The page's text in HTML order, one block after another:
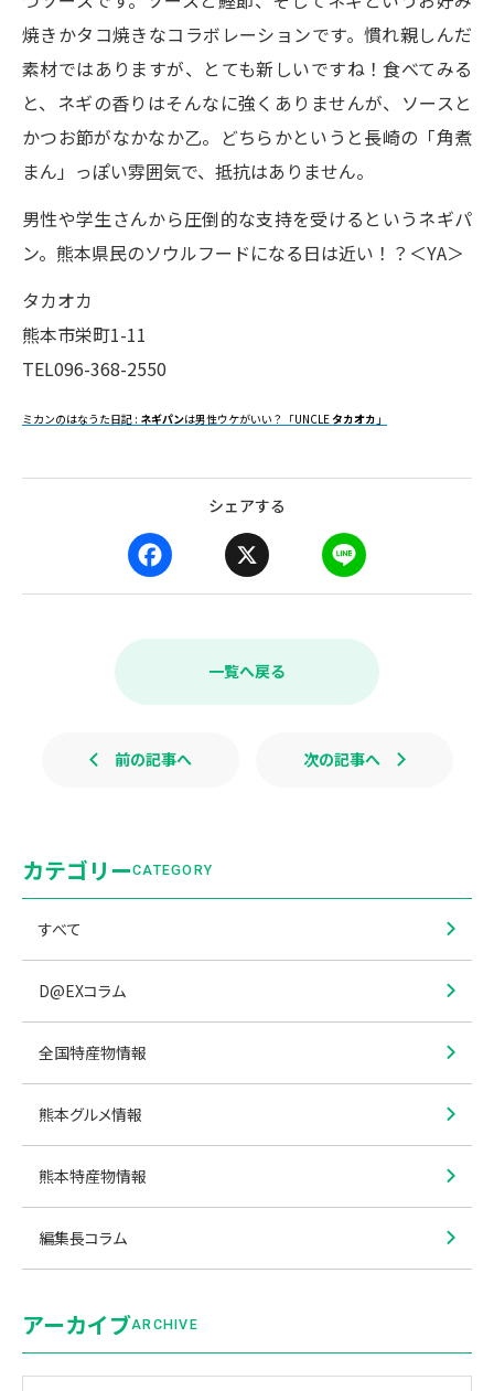
焼きかタコ焼きなコラボレーションです。慣れ親しんだ
素材ではありますが、とても新しいですね！食べてみる
と、ネギの香りはそんなに強くありませんが、ソースと
かつお節がなかなか乙。どちらかというと長崎の「角煮
まん」っぽい雰囲気で、抵抗はありません。
男性や学生さんから圧倒的な支持を受けるというネギパ
ン。熊本県民のソウルフードになる日は近い！？＜YA＞
タカオカ
熊本市栄町1-11
TEL096-368-2550
ミカンのはなうた日記 : ネギパンは男性ウケがいい？「UNCLE タカオカ 」
シェアする
a
e
k
i
e
一覧へ戻る
前の記事へ 次の記事へ
カテゴリーCATEGORY
すべて
D@EXコラム
全国特産物情報
熊本グルメ情報
熊本特産物情報
編集長コラム
アーカイブARCHIVE